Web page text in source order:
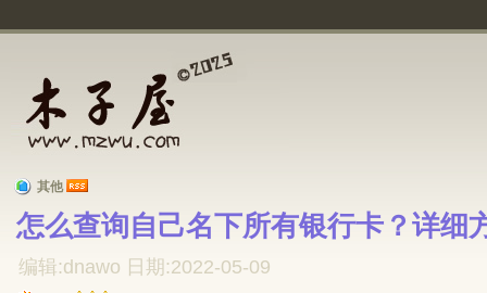
其他
怎么查询自己名下所有银行卡？详细
编辑:dnawo 日期:2022-05-09